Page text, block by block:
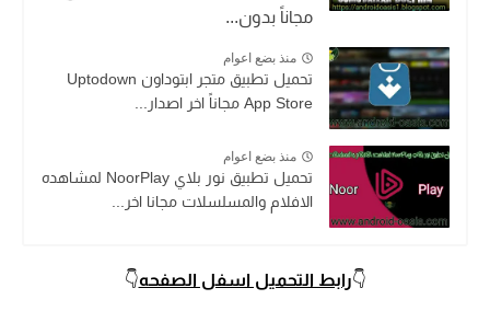
مجاناً بدون...
منذ بضع اعوام
تحميل تطبيق متجر ابتوداون Uptodown
App Store مجاناً اخر اصدار...
منذ بضع اعوام
تحميل تطبيق نور بلاي NoorPlay لمشاهده
الافلام والمسلسلات مجانا اخر...
👇رابط التحميل اسفل الصفحه👇